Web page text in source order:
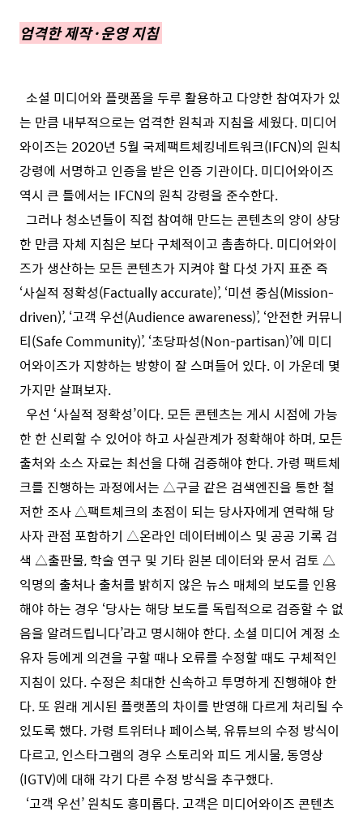
엄격한 제작·운영 지침
소셜 미디어와 플랫폼을 두루 활용하고 다양한 참여자가 있
는 만큼 내부적으로는 엄격한 원칙과 지침을 세웠다. 미디어
와이즈는 2020년 5월 국제팩트체킹네트워크(IFCN)의 원칙
강령에 서명하고 인증을 받은 인증 기관이다. 미디어와이즈
역시 큰 틀에서는 IFCN의 원칙 강령을 준수한다.
그러나 청소년들이 직접 참여해 만드는 콘텐츠의 양이 상당
한 만큼 자체 지침은 보다 구체적이고 촘촘하다. 미디어와이
즈가 생산하는 모든 콘텐츠가 지켜야 할 다섯 가지 표준 즉
‘사실적 정확성(Factually accurate)’, ‘미션 중심(Mission-
driven)’, ‘고객 우선(Audience awareness)’, ‘안전한 커뮤니
티(Safe Community)’, ‘초당파성(Non-partisan)’에 미디
어와이즈가 지향하는 방향이 잘 스며들어 있다. 이 가운데 몇
가지만 살펴보자.
우선 ‘사실적 정확성’이다. 모든 콘텐츠는 게시 시점에 가능
한 한 신뢰할 수 있어야 하고 사실관계가 정확해야 하며, 모든
출처와 소스 자료는 최선을 다해 검증해야 한다. 가령 팩트체
크를 진행하는 과정에서는 △구글 같은 검색엔진을 통한 철
저한 조사 △팩트체크의 초점이 되는 당사자에게 연락해 당
사자 관점 포함하기 △온라인 데이터베이스 및 공공 기록 검
색 △출판물, 학술 연구 및 기타 원본 데이터와 문서 검토 △
익명의 출처나 출처를 밝히지 않은 뉴스 매체의 보도를 인용
해야 하는 경우 ‘당사는 해당 보도를 독립적으로 검증할 수 없
음을 알려드립니다’라고 명시해야 한다. ​소셜 미디어 계정 소
유자 등에게 의견을 구할 때나 오류를 수정할 때도 구체적인
지침이 있다. 수정은 최대한 신속하고 투명하게 진행해야 한
다. 또 원래 게시된 플랫폼의 차이를 반영해 다르게 처리될 수
있도록 했다. 가령 트위터나 페이스북, 유튜브의 수정 방식이
다르고, 인스타그램의 경우 스토리와 피드 게시물, 동영상
(IGTV)에 대해 각기 다른 수정 방식을 추구했다.
‘고객 우선’ 원칙도 흥미롭다. 고객은 미디어와이즈 콘텐츠